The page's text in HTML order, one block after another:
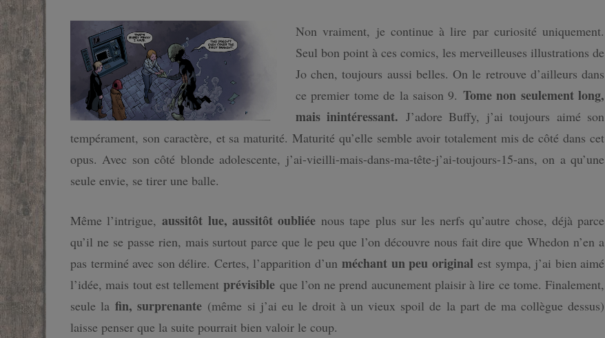
Non vraiment, je continue à lire par curiosité uniquement.
Seul bon point à ces comics, les merveilleuses illustrations de
Jo chen, toujours aussi belles. On le retrouve d’ailleurs dans
ce premier tome de la saison 9. Tome non seulement long,
mais inintéressant. J’adore Buffy, j’ai toujours aimé son
tempérament, son caractère, et sa maturité. Maturité qu’elle semble avoir totalement mis de côté dans cet
opus. Avec son côté blonde adolescente, j’ai-vieilli-mais-dans-ma-tête-j’ai-toujours-15-ans, on a qu’une
seule envie, se tirer une balle.
Même l’intrigue,aussitôt lue, aussitôt oubliée nous tape plus sur les nerfs qu’autre chose, déjà parce
qu’il ne se passe rien, mais surtout parce que le peu que l’on découvre nous fait dire que Whedon n’en a
pas terminé avec son délire. Certes, l’apparition d’un méchant un peu originalest sympa, j’ai bien aimé
l’idée, mais tout est tellementprévisible que l’on ne prend aucunement plaisir à lire ce tome. Finalement,
seule lafin, surprenante (même si j’ai eu le droit à un vieux spoil de la part de ma collègue dessus)
laisse penser que la suite pourrait bien valoir le coup.